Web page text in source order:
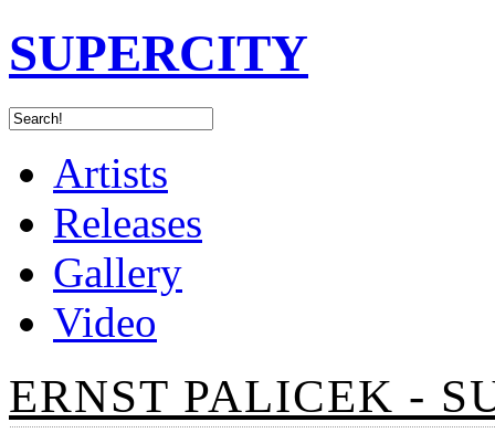
SUPERCITY
Artists
Releases
Gallery
Video
ERNST PALICEK -